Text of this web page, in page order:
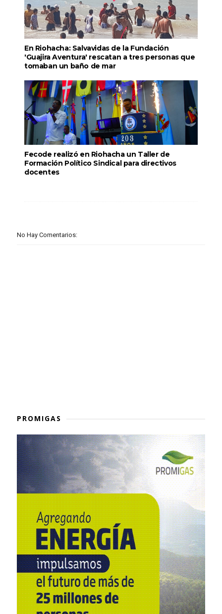
En Riohacha: Salvavidas de la Fundación
'Guajira Aventura' rescatan a tres personas que
tomaban un baño de mar
Fecode realizó en Riohacha un Taller de
Formación Político Sindical para directivos
docentes
No Hay Comentarios:
PROMIGAS